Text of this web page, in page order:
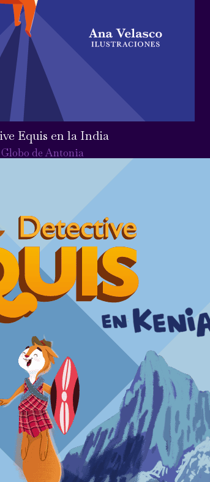
Equis en la India
de Antonia